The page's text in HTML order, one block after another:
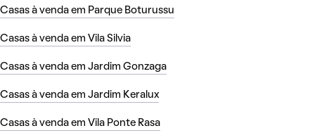
Casas à venda em Parque Boturussu
Casas à venda em Vila Silvia
Casas à venda em Jardim Gonzaga
Casas à venda em Jardim Keralux
Casas à venda em Vila Ponte Rasa